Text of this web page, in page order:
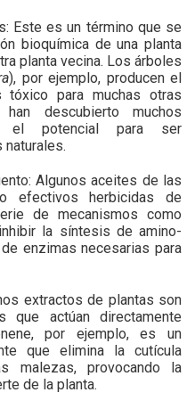
es un término que se
bioquímica de una planta
planta vecina. Los árboles
), por ejemplo, producen el
tóxico para muchas otras
descubierto muchos
el potencial para ser
Algunos aceites de las
efectivos herbicidas de
de mecanismos como
la síntesis de amino-
enzimas necesarias para
extractos de plantas son
que actúan directamente
por ejemplo, es un
que elimina la cutícula
provocando la
de la planta.